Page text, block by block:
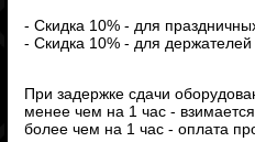
- Скидка 10% - для
- Скидка 10% - для держателей
При задержке сдачи
менее чем на 1 час -
более чем на 1 час - оплата